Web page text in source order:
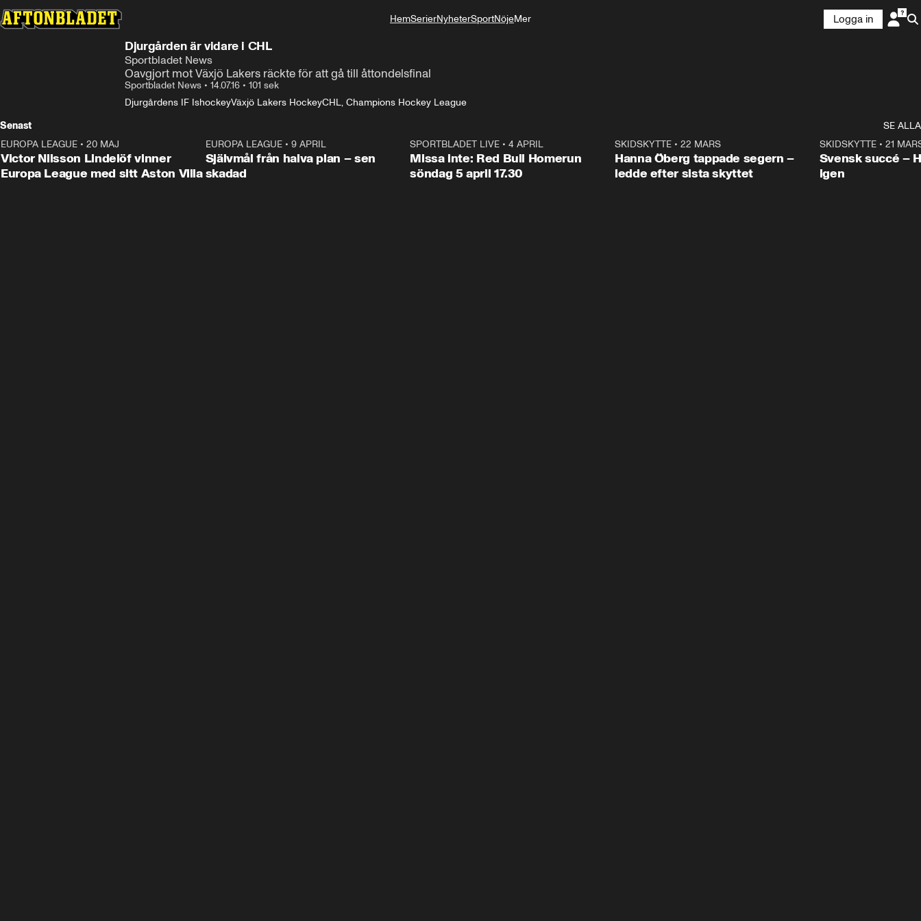
HemSerierNyheterSportNöjeMer
Logga in
Djurgården är vidare i CHL
Sportbladet News
Oavgjort mot Växjö Lakers räckte för att gå till åttondelsfinal
Sportbladet News • 14.07.16 • 101 sek
Djurgårdens IF IshockeyVäxjö Lakers HockeyCHL, Champions Hockey League
Senast
SE ALLA
EUROPA LEAGUE • 20 MAJ
Victor Nilsson Lindelöf vinner
Europa League med sitt Aston Villa
1:03
EUROPA LEAGUE• 9 APRIL
Självmål från halva plan – sen
skadad
SPORTBLADET LIVE •4 APRIL
Missa inte: Red Bull Homerun
söndag 5 april 17.30
SKIDSKYTTE• 22 MARS
Hanna Öberg tappade segern –
ledde efter sista skyttet
SKIDSKYTTE• 21
Svensk succé –
igen